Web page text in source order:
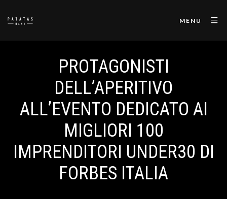
MENU
PROTAGONISTI
DELL’APERITIVO
ALL’EVENTO DEDICATO AI
MIGLIORI 100
IMPRENDITORI UNDER30 DI
FORBES ITALIA